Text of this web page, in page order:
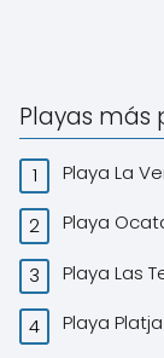
Playas más
Playa La
Playa
Playa Las
Playa